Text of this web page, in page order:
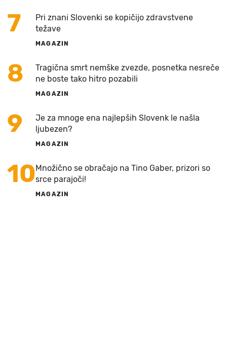
7
Pri znani Slovenki se kopičijo zdravstvene
težave
MAGAZIN
8
Tragična smrt nemške zvezde, posnetka nesreče
ne boste tako hitro pozabili
MAGAZIN
9
Je za mnoge ena najlepših Slovenk le našla
ljubezen?
MAGAZIN
10Množično se obračajo na Tino Gaber, prizori so
srce parajoči!
MAGAZIN